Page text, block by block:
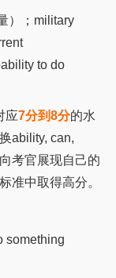
）；military
to do
应7分到8分的水
ability, can,
考官展现自己的
准中取得高分。
something